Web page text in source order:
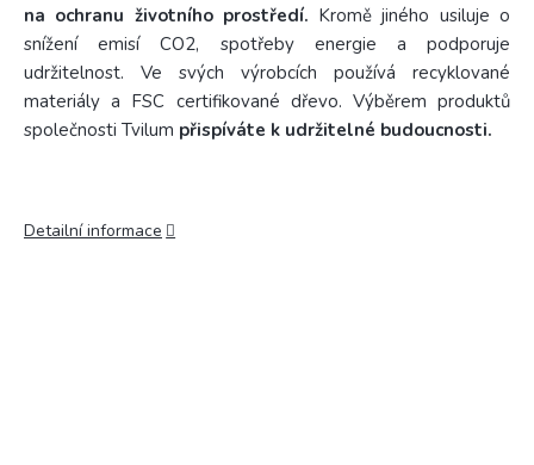
na ochranu životního prostředí. Kromě jiného usiluje o
snížení emisí CO2, spotřeby energie a podporuje
udržitelnost. Ve svých výrobcích používá recyklované
materiály a FSC certifikované dřevo. Výběrem produktů
společnosti Tvilum přispíváte k udržitelné budoucnosti.
Detailní informace